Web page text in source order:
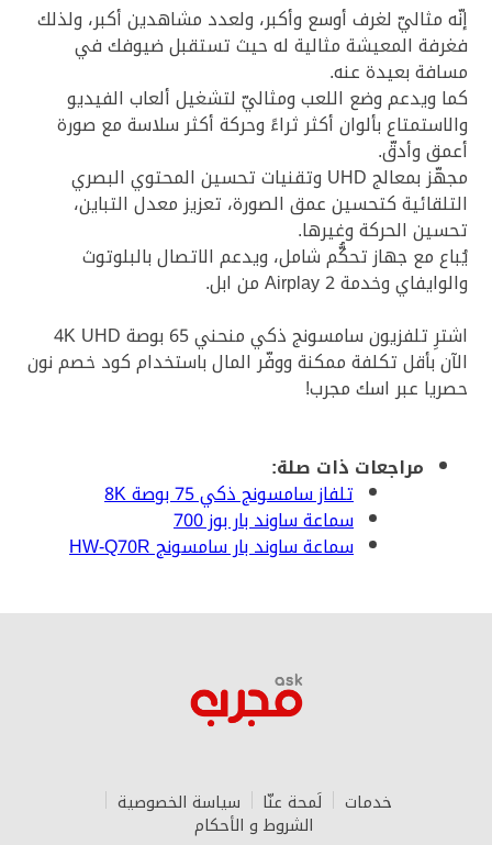
إنّه مثاليّ لغرف أوسع وأكبر، ولعدد مشاهدين أكبر، ولذلك
فغرفة المعيشة مثالية له حيث تستقبل ضيوفك في
مسافة بعيدة عنه.
كما ويدعم وضع اللعب ومثاليّ لتشغيل ألعاب الفيديو
والاستمتاع بألوان أكثر ثراءً وحركة أكثر سلاسة مع صورة
أعمق وأدقّ.
مجهّز بمعالج UHD وتقنيات تحسين المحتوي البصري
التلقائية كتحسين عمق الصورة، تعزيز معدل التباين،
تحسين الحركة وغيرها.
يُباع مع جهاز تحكُّم شامل، ويدعم الاتصال بالبلوتوث
والوايفاي وخدمة Airplay 2
من ابل.
اشترِ تلفزيون سامسونج ذكي منحني 65 بوصة 4K UHD
الآن بأقل تكلفة ممكنة ووفّر المال باستخدام كود خصم نون
حصريا عبر اسك مجرب!
مراجعات ذات صلة:
تلفاز سامسونج ذكي 75 بوصة 8K
سماعة ساوند بار بوز 700
سماعة ساوند بار سامسونج HW-Q70R
خدمات لَمحة عنّا‎ سياسة الخصوصية
الشروط و الأحكام